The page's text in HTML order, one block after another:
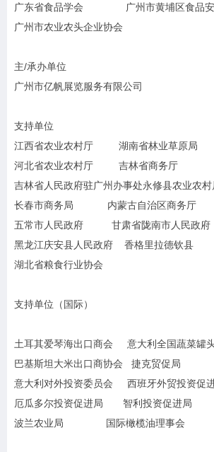
广东省食品学会 广州市黄埔区食品安
广州市农业农头企业协会
主/承办单位
广州市亿帆展览服务有限公司
支持单位
江西省农业农村厅 湖南省林业草原局
河北省农业农村厅 吉林省商务厅
吉林省人民政府驻广州办事处永修县农业农村
长春市商务局 内蒙古自治区商务厅
五常市人民政府 甘肃省陇南市人民政府
黑龙江庆安县人民政府 香格里拉德钦县
湖北省粮食行业协会
支持单位（国际）
土耳其爱琴海出口商会 意大利全国蔬菜罐
巴基斯坦大米出口商协会 捷克贸促局
意大利对外投资委员会 西班牙外贸投资促
厄瓜多尔投资促进局 智利投资促进局
波兰农业局 国际橄榄油理事会